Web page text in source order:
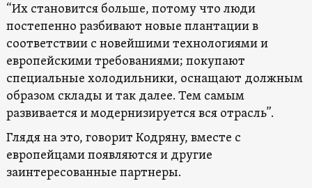
“Их становится больше, потому что люди
постепенно разбивают новые плантации в
соответствии с новейшими технологиями и
европейскими требованиями; покупают
специальные холодильники, оснащают должным
образом склады и так далее. Тем самым
развивается и модернизируется вся отрасль”.
Глядя на это, говорит Кодряну, вместе с
европейцами появляются и другие
заинтересованные партнеры.